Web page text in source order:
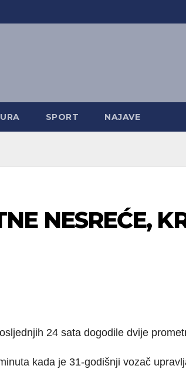
SPORT NAJAVE
NESREĆE,
24 sata dogodile dvije
kada je 31-godišnji vozač